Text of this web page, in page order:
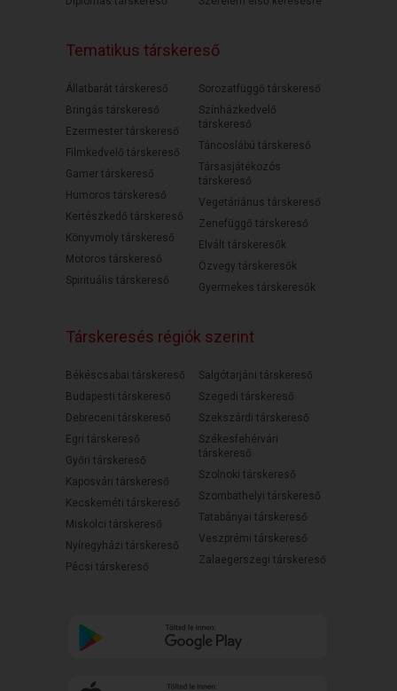
Tematikus társkereső
Állatbarát társkereső
Bringás társkereső
Ezermester társkereső
Filmkedvelő társkereső
Gamer társkereső
Humoros társkereső
Kertészkedő társkereső
Könyvmoly társkereső
Motoros társkereső
Spirituális társkereső
Sorozatfüggő társkereső
Színházkedvelő
társkereső
Táncoslábú társkereső
Társasjátékozós
társkereső
Vegetáriánus társkereső
Zenefüggő társkereső
Elvált társkeresők
Özvegy társkeresők
Gyermekes társkeresők
Társkeresés régiók szerint
Békéscsabai társkereső
Budapesti társkereső
Debreceni társkereső
Egri társkereső
Győri társkereső
Kaposvári társkereső
Kecskeméti társkereső
Miskolci társkereső
Nyíregyházi társkereső
Pécsi társkereső
Salgótarjáni társkereső
Szegedi társkereső
Szekszárdi társkereső
Székesfehérvári
társkereső
Szolnoki társkereső
Szombathelyi társkereső
Tatabányai társkereső
Veszprémi társkereső
Zalaegerszegi társkereső